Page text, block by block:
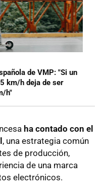
de VMP: "Si un
km/h deja de ser
h"
ha contado con el
, una estrategia común
de producción,
de una marca
electrónicos.